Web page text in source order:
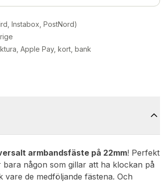
Instabox, PostNord)
Apple Pay, kort, bank
armbandsfäste på 22mm! Perfekt
någon som gillar att ha klockan på
de medföljande fästena. Och